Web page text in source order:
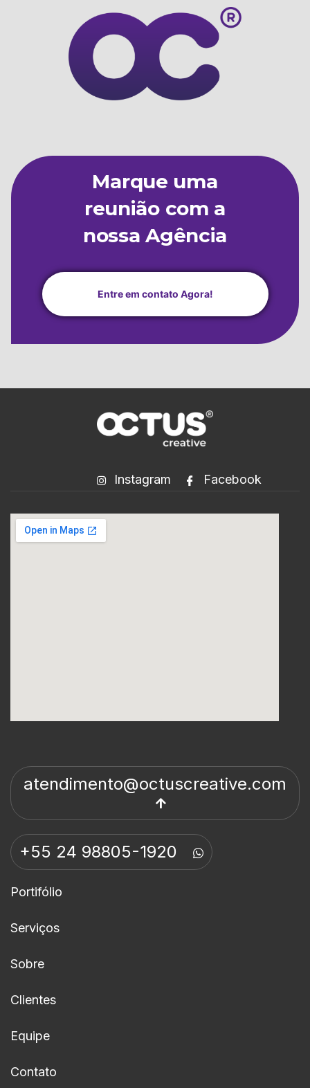
Marque uma
reunião com a
nossa Agência
Entre em contato Agora!
Instagram Facebook
atendimento@octuscreative.com
+55 24 98805-1920
Portifólio
Serviços
Sobre
Clientes
Equipe
Contato